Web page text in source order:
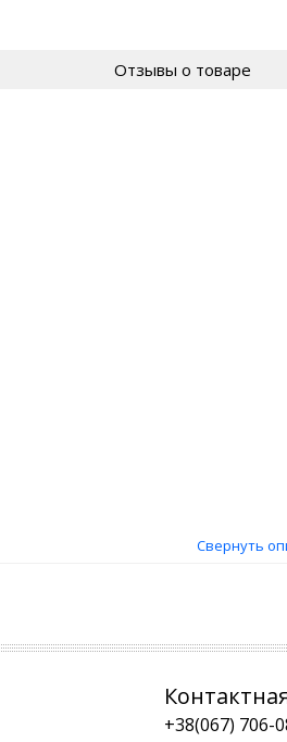
Отзывы о товаре
Свернуть
+38(067) 706-